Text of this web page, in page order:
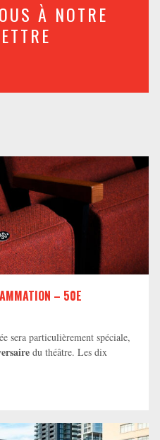
À NOTRE
– 50E
sera particulièrement spéciale,
du théâtre. Les dix